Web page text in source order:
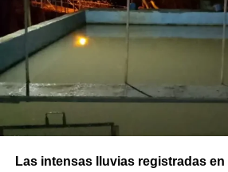
Las intensas lluvias registradas